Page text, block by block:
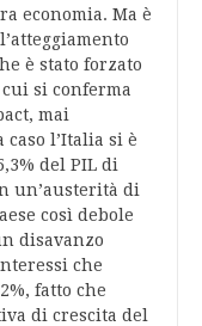
economia. Ma è
è stato forzato
si conferma
mai
l’Italia si è
del PIL di
un’austerità di
così debole
disavanzo
che
fatto che
di crescita del